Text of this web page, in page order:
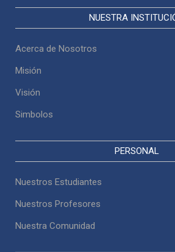
NUESTRA
Acerca de Nosotros
Misión
Visión
Simbolos
PERSONAL
Nuestros Estudiantes
Nuestros Profesores
Nuestra Comunidad